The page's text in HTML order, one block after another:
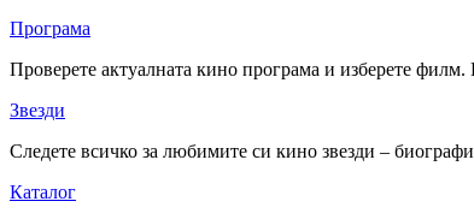
Програма
Проверете актуалната кино програма и изберете
Звезди
Следете всичко за любимите си кино звезди –
Каталог